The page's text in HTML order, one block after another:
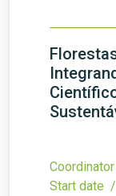
Start date /